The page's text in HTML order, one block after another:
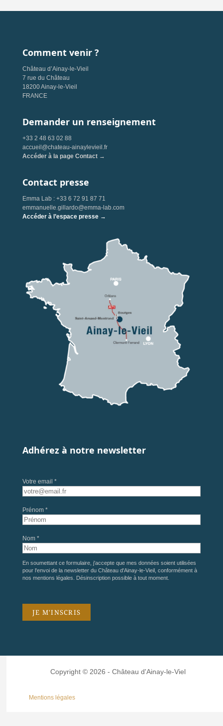
Comment venir ?
Château d’Ainay-le-Vieil
7 rue du Château
18200 Ainay-le-Vieil
FRANCE
Demander un renseignement
+33 2 48 63 02 88
accueil@chateau-ainaylevieil.fr
Accéder à la page Contact →
Contact presse
Emma Lab : +33 6 72 91 87 71
emmanuelle.gillardo@emma-lab.com
Accéder à l’espace presse →
Adhérez à notre newsletter
Votre email *
Prénom *
Nom *
En soumettant ce formulaire, j'accepte que mes données soient utilisées
pour l'envoi de la newsletter du Château d'Ainay-le-Vieil, conformément à
nos mentions légales . Désinscription possible à tout moment.
Copyright © 2026 - Château d'Ainay-le-Viel
Mentions légales